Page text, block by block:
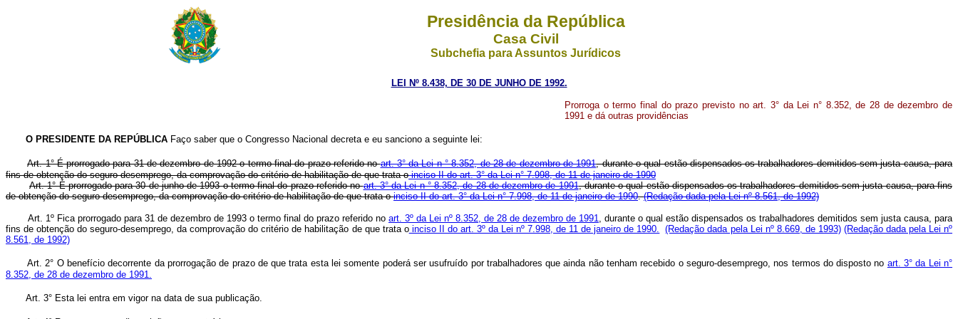
Presidência da República
Casa Civil
Subchefia para Assuntos Jurídicos
LEI Nº 8.438, DE 30 DE JUNHO DE 1992.
Prorroga o termo final do prazo previsto no art. 3° da Lei n° 8.352, de 28 de dezembro de
1991 e dá outras providências
O PRESIDENTE DA REPÚBLICA Faço saber que o Congresso Nacional decreta e eu sanciono a seguinte lei:
Art. 1° É prorrogado para 31 de dezembro de 1992 o termo final do prazo referido noart. 3° da Lei n ° 8.352, de 28 de dezembro de 1991, durante o qual estão dispensados os trabalhadores demitidos sem justa causa, para
fins de obtenção do seguro-desemprego, da comprovação do critério de habilitação de que trata oinciso II do art. 3° da Lei n° 7.998, de 11 de janeiro de 1990
Art. 1° É prorrogado para 30 de junho de 1993 o termo final do prazo referido noart. 3° da Lei n ° 8.352, de 28 de dezembro de 1991, durante o qual estão dispensados os trabalhadores demitidos sem justa causa, para fins
de obtenção do seguro desemprego, da comprovação do critério de habilitação de que trata oinciso II do art. 3° da Lei n° 7.998, de 11 de janeiro de 1990.(Redação dada pela Lei nº 8.561, de 1992)
Art. 1º Fica prorrogado para 31 de dezembro de 1993 o termo final do prazo referido no art. 3º da Lei nº 8.352, de 28 de dezembro de 1991, durante o qual estão dispensados os trabalhadores demitidos sem justa causa, para
fins de obtenção do seguro-desemprego, da comprovação do critério de habilitação de que trata oinciso II do art. 3º da Lei nº 7.998, de 11 de janeiro de 1990. (Redação dada pela Lei nº 8.669, de 1993) (Redação dada pela Lei nº
8.561, de 1992)
Art. 2° O benefício decorrente da prorrogação de prazo de que trata esta lei somente poderá ser usufruído por trabalhadores que ainda não tenham recebido o seguro-desemprego, nos termos do disposto no art. 3° da Lei n°
8.352, de 28 de dezembro de 1991.
Art. 3° Esta lei entra em vigor na data de sua publicação.